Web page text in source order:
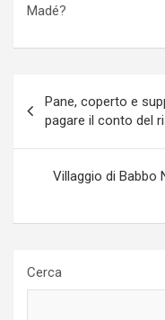
Madé?
articoli
Pane, coperto e
pagare il conto del
Villaggio di Babbo
Cerca